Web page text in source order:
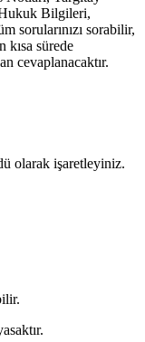
Hukuk Bilgileri,
sorularınızı sorabilir,
kısa sürede
cevaplanacaktır.
olarak işaretleyiniz.